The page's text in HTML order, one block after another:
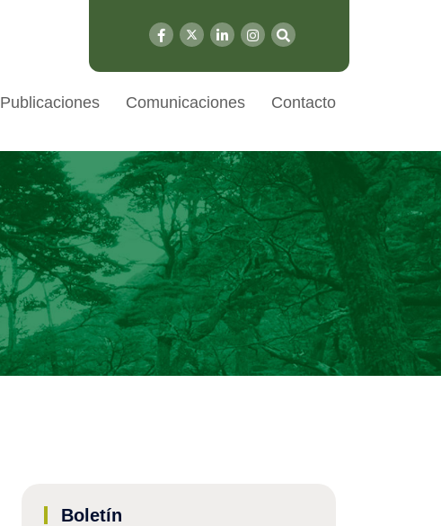
Publicaciones Comunicaciones Contacto
Boletín